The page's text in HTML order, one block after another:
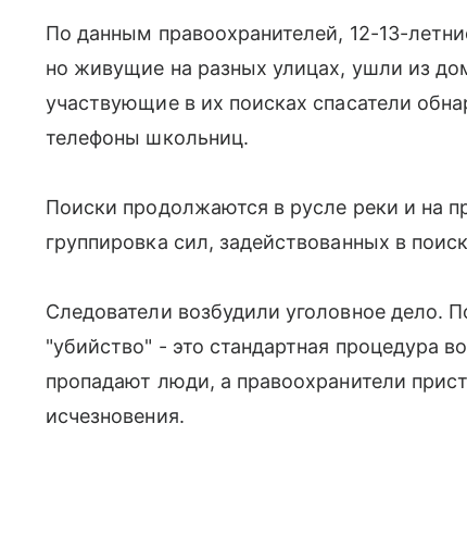
По данным правоохранителей, 12-13-
но живущие на разных улицах, ушли из
участвующие в их поисках спасатели
телефоны школьниц.
Поиски продолжаются в русле реки и на
группировка сил, задействованных в
Следователи возбудили уголовное дело.
"убийство" - это стандартная процедура
пропадают люди, а правоохранители
исчезновения.